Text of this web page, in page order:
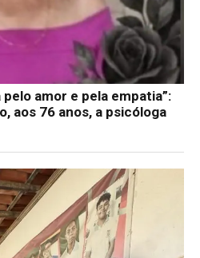
amor e pela empatia”:
aos 76 anos, a psicóloga